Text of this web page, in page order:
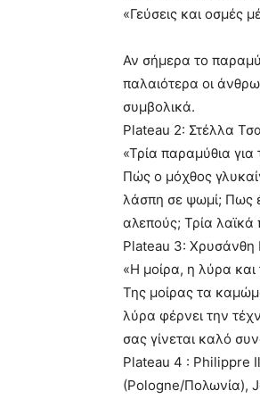
«Γεύσεις και οσμές
Αν σήμερα το
παλαιότερα οι
συμβολικά.
Plateau 2: Στέλλα
«Τρία παραμύθια για
Πώς ο μόχθος
λάσπη σε ψωμί; Πως
αλεπούς; Τρία λαϊκά
Plateau 3: Χρυσάνθη
«Η μοίρα, η λύρα
Της μοίρας τα
λύρα φέρνει την
σας γίνεται καλό
Plateau 4 : Philippre
(Pologne/Πολωνία),